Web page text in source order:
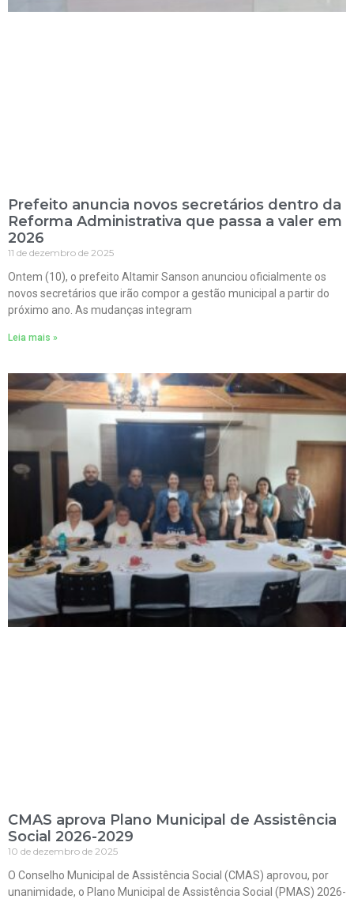
Prefeito anuncia novos secretários dentro da
Reforma Administrativa que passa a valer em
2026
11 de dezembro de 2025
Ontem (10), o prefeito Altamir Sanson anunciou oficialmente os
novos secretários que irão compor a gestão municipal a partir do
próximo ano. As mudanças integram
Leia mais »
CMAS aprova Plano Municipal de Assistência
Social 2026-2029
10 de dezembro de 2025
O Conselho Municipal de Assistência Social (CMAS) aprovou, por
unanimidade, o Plano Municipal de Assistência Social (PMAS) 2026-